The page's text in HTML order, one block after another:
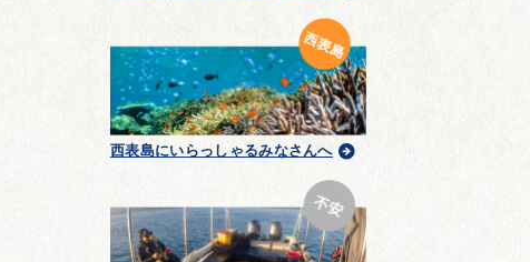
西表島にいらっしゃるみなさんへ